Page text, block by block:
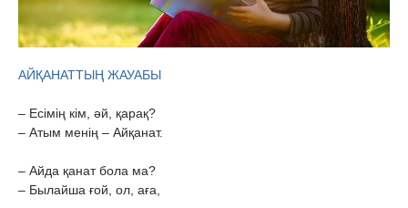
– Есімің кім, әй, қарақ?
– Атым менің – Айқанат.
– Айда қанат бола ма?
– Былайша ғой, ол, аға,